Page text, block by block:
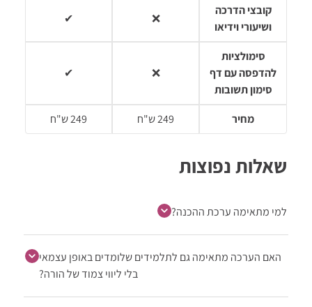
קובצי הדרכה
ושיעורי וידיאו
❌
✔
סימולציות
להדפסה עם דף
סימון תשובות
❌
✔
מחיר 249 ש"ח 249 ש"ח
שאלות נפוצות
למי מתאימה ערכת ההכנה?
האם הערכה מתאימה גם לתלמידים שלומדים באופן עצמאי
בלי ליווי צמוד של הורה?